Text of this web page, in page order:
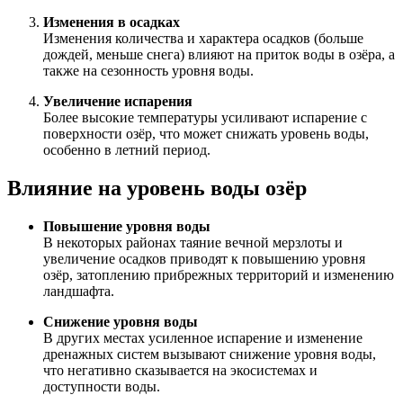
Изменения в осадках
Изменения количества и характера осадков (больше
дождей, меньше снега) влияют на приток воды в озёра, а
также на сезонность уровня воды.
Увеличение испарения
Более высокие температуры усиливают испарение с
поверхности озёр, что может снижать уровень воды,
особенно в летний период.
Влияние на уровень воды озёр
Повышение уровня воды
В некоторых районах таяние вечной мерзлоты и
увеличение осадков приводят к повышению уровня
озёр, затоплению прибрежных территорий и изменению
ландшафта.
Снижение уровня воды
В других местах усиленное испарение и изменение
дренажных систем вызывают снижение уровня воды,
что негативно сказывается на экосистемах и
доступности воды.